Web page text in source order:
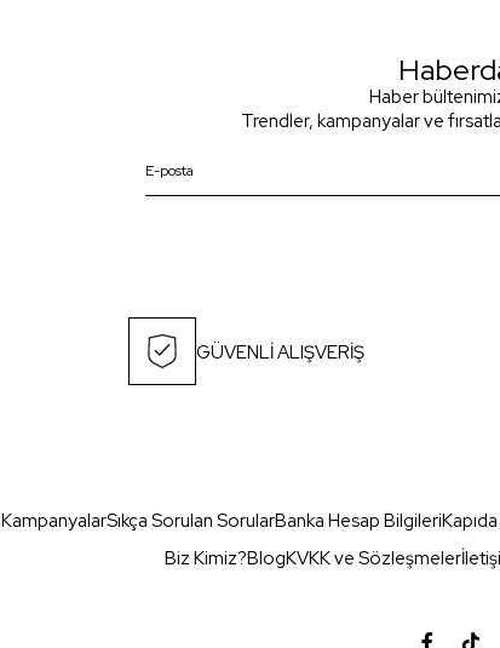
Haber
Trendler, kampanyalar ve
GÜVENLİ ALIŞVERİŞ
KampanyalarSıkça Sorulan SorularBanka Hesap Bilgileri
Biz Kimiz?BlogKVKK ve Sözleşmeler